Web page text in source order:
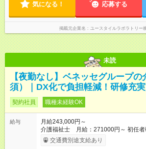
気になる！ 応募する
掲載元企業名 ユースタイルラボラトリー
未読
【夜勤なし】ベネッセグループ
須）｜DX化で負担軽減！研修充
契約社員 職種未経験OK
給与
月給243,000円～
介護福祉士 月給：271000円～ 初任
～ ケアマネ資格手当 5000円／月、年末年始手当、交通費規定内
支給 ※入社後は定期昇給、昇格による
交通費別途支給あり